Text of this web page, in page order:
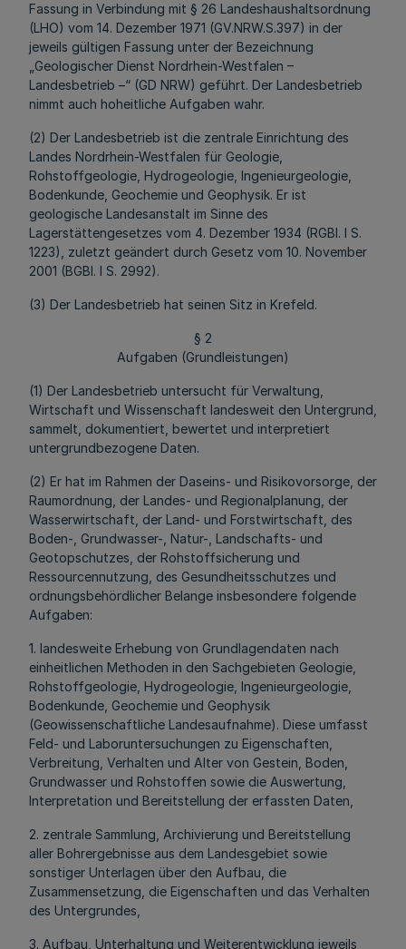
Fassung in Verbindung mit § 26 Landeshaushaltsordnung
(LHO) vom 14. Dezember 1971 (GV.NRW.S.397) in der
jeweils gültigen Fassung unter der Bezeichnung
„Geologischer Dienst Nordrhein-Westfalen –
Landesbetrieb –“ (GD NRW) geführt. Der Landesbetrieb
nimmt auch hoheitliche Aufgaben wahr.
(2) Der Landesbetrieb ist die zentrale Einrichtung des
Landes Nordrhein-Westfalen für Geologie,
Rohstoffgeologie, Hydrogeologie, Ingenieurgeologie,
Bodenkunde, Geochemie und Geophysik. Er ist
geologische Landesanstalt im Sinne des
Lagerstättengesetzes vom 4. Dezember 1934 (RGBl. I S.
1223), zuletzt geändert durch Gesetz vom 10. November
2001 (BGBl. I S. 2992).
(3) Der Landesbetrieb hat seinen Sitz in Krefeld.
§ 2
Aufgaben (Grundleistungen)
(1) Der Landesbetrieb untersucht für Verwaltung,
Wirtschaft und Wissenschaft landesweit den Untergrund,
sammelt, dokumentiert, bewertet und interpretiert
untergrundbezogene Daten.
(2) Er hat im Rahmen der Daseins- und Risikovorsorge, der
Raumordnung, der Landes- und Regionalplanung, der
Wasserwirtschaft, der Land- und Forstwirtschaft, des
Boden-, Grundwasser-, Natur-, Landschafts- und
Geotopschutzes, der Rohstoffsicherung und
Ressourcennutzung, des Gesundheitsschutzes und
ordnungsbehördlicher Belange insbesondere folgende
Aufgaben:
1. landesweite Erhebung von Grundlagendaten nach
einheitlichen Methoden in den Sachgebieten Geologie,
Rohstoffgeologie, Hydrogeologie, Ingenieurgeologie,
Bodenkunde, Geochemie und Geophysik
(Geowissenschaftliche Landesaufnahme). Diese umfasst
Feld- und Laboruntersuchungen zu Eigenschaften,
Verbreitung, Verhalten und Alter von Gestein, Boden,
Grundwasser und Rohstoffen sowie die Auswertung,
Interpretation und Bereitstellung der erfassten Daten,
2. zentrale Sammlung, Archivierung und Bereitstellung
aller Bohrergebnisse aus dem Landesgebiet sowie
sonstiger Unterlagen über den Aufbau, die
Zusammensetzung, die Eigenschaften und das Verhalten
des Untergrundes,
3. Aufbau, Unterhaltung und Weiterentwicklung jeweils